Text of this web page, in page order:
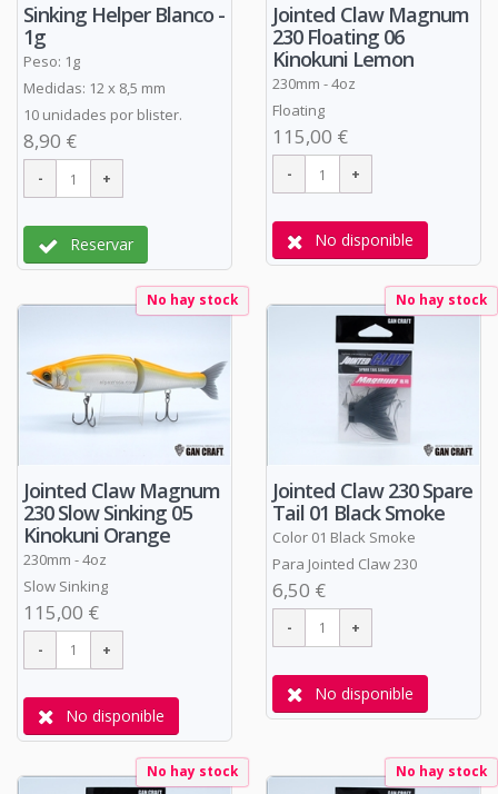
Sinking Helper Blanco -
1g
Peso: 1g
Medidas: 12 x 8,5 mm
10 unidades por blister.
8,90 €
Reservar
Jointed Claw Magnum
230 Floating 06
Kinokuni Lemon
230mm - 4oz
Floating
115,00 €
No disponible
No hay stock
Jointed Claw Magnum
230 Slow Sinking 05
Kinokuni Orange
230mm - 4oz
Slow Sinking
115,00 €
No disponible
No hay stock
Jointed Claw 230 Spare
Tail 01 Black Smoke
Color 01 Black Smoke
Para Jointed Claw 230
6,50 €
No disponible
No hay stock No hay stock